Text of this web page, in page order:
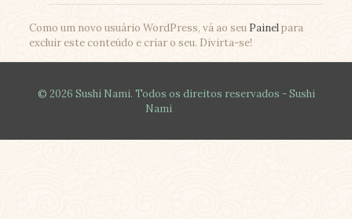
Como um novo usuário WordPress, vá ao seu Painelpara
excluir este conteúdo e criar o seu. Divirta-se!
© 2026 Sushi Nami. Todos os direitos reservados - Sushi
Nami